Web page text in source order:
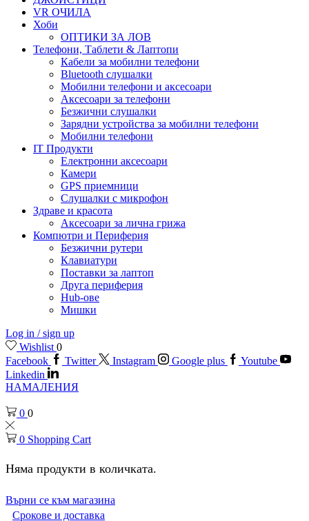
VR ОЧИЛА
Хоби
ОПТИКИ ЗА ЛОВ
Телефони, Таблети & Лаптопи
Кабели за мобилни телефони
Bluetooth слушалки
Мобилни телефони и аксесоари
Аксесоари за телефони
Безжични слушалки
Зарядни устройства за мобилни телефони
Мобилни телефони
IT Продукти
Електронни аксесоари
Камери
GPS приемници
Слушалки с микрофон
Здраве и красота
Аксесоари за лична грижа
Компютри и Периферия
Безжични рутери
Клавиатури
Поставки за лаптоп
Друга периферия
Hub-ове
Мишки
Log in / sign up
Wishlist 0
Facebook
Twitter Instagram Google plus
Youtube
Linkedin
НАМАЛЕНИЯ
0 0
0 Shopping Cart
Няма продукти в количката.
Върни се към магазина
Срокове и доставка